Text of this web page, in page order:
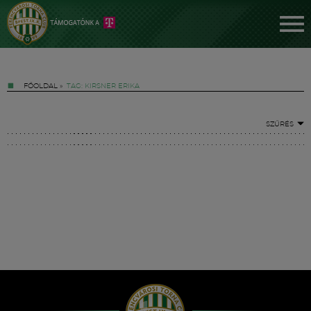
FŐOLDAL » TAG: KIRSNER ERIKA
SZŰRÉS
Hírek